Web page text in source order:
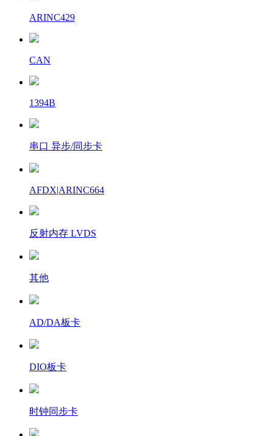
ARINC429
CAN
1394B
串口 异步/同步卡
AFDX|ARINC664
反射内存 LVDS
其他
AD/DA板卡
DIO板卡
时钟同步卡